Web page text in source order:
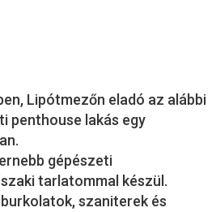
Lipótmezőn eladó az alábbi
penthouse lakás egy
gépészeti
tarlatommal készül.
szaniterek és